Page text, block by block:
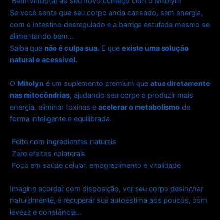
Se você sente que seu corpo anda cansado, sem energia,
com o intestino desregulado e a barriga estufada mesmo se
alimentando bem…
Saiba que não é culpa sua. E que existe uma solução
natural e acessível.
O Mitolyn é um suplemento premium que atua diretamente
nas mitocôndrias, ajudando seu corpo a produzir mais
energia, eliminar toxinas e acelerar o metabolismo de
forma inteligente e equilibrada.
Feito com ingredientes naturais
Zero efeitos colaterais
Foco em saúde celular, emagrecimento e vitalidade
Imagine acordar com disposição, ver seu corpo desinchar
naturalmente, e recuperar sua autoestima aos poucos, com
leveza e constância…